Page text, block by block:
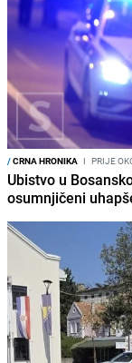
/CRNA HRONIKA I PRIJE
Ubistvo u
osumnjičeni